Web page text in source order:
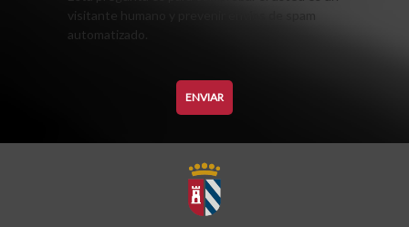
visitante humano y prevenir envíos de spam
automatizado.